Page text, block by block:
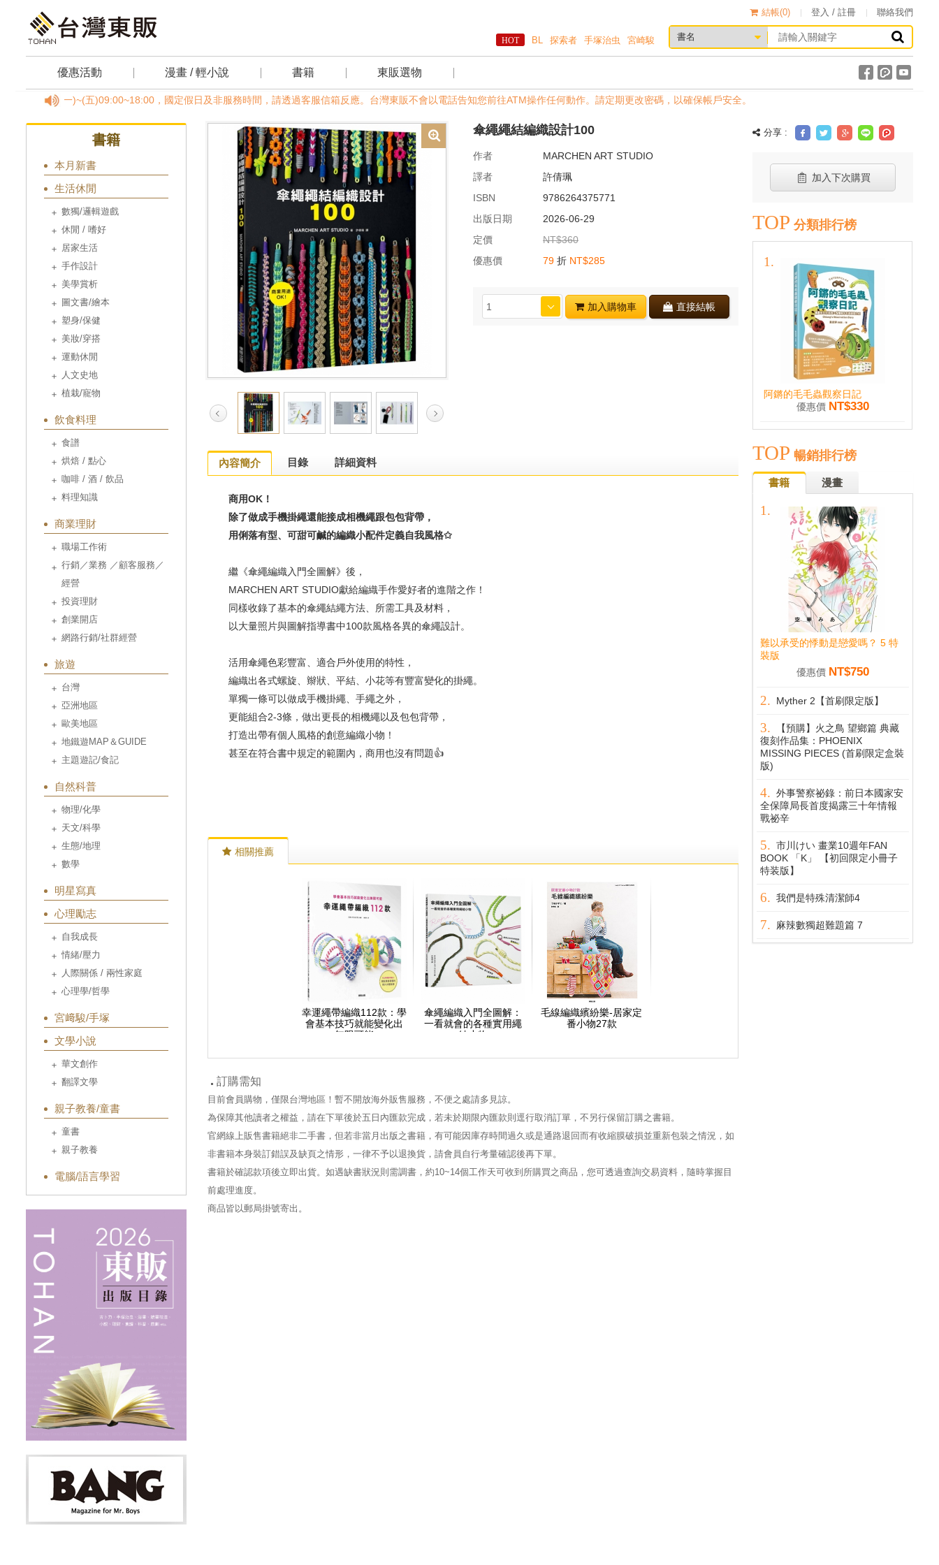
結帳(0) 登入 / 註冊 聯絡我們
BL 探索者 手塚治虫 宮崎駿
優惠活動 漫畫 / 輕小說 書籍 東販選物
，(一)~(五)09:00~18:00，國定假日及非服務時間，請透過客服信箱反應。台灣東販不會以電話告知您前往ATM操作任何動作。請定期更改密碼，以確保帳戶安全。
書籍
本月新書
生活休閒
數獨/邏輯遊戲
休閒 / 嗜好
居家生活
手作設計
美學賞析
圖文書/繪本
塑身/保健
美妝/穿搭
運動休閒
人文史地
植栽/寵物
飲食料理
食譜
烘焙 / 點心
咖啡 / 酒 / 飲品
料理知識
商業理財
職場工作術
行銷／業務 ／顧客服務／
經營
投資理財
創業開店
網路行銷/社群經營
旅遊
台灣
亞洲地區
歐美地區
地鐵遊MAP＆GUIDE
主題遊記/食記
自然科普
物理/化學
天文/科學
生態/地理
數學
明星寫真
心理勵志
自我成長
情緒/壓力
人際關係 / 兩性家庭
心理學/哲學
宮﨑駿/手塚
文學小說
華文創作
翻譯文學
親子教養/童書
童書
親子教養
電腦/語言學習
傘繩繩結編織設計100
作者
MARCHEN ART STUDIO
譯者
許倩珮
ISBN
9786264375771
出版日期
2026-06-29
定價
NT$360
優惠價
79 折 NT$285
加入購物車 直接結帳
內容簡介 目錄 詳細資料
商用OK！
除了做成手機掛繩還能接成相機繩跟包包背帶，
用俐落有型、可甜可鹹的編織小配件定義自我風格✩
繼《傘繩編織入門全圖解》後，
MARCHEN ART STUDIO獻給編織手作愛好者的進階之作！
同樣收錄了基本的傘繩結繩方法、所需工具及材料，
以大量照片與圖解指導書中100款風格各異的傘繩設計。
活用傘繩色彩豐富、適合戶外使用的特性，
編織出各式螺旋、辮狀、平結、小花等有豐富變化的掛繩。
單獨一條可以做成手機掛繩、手繩之外，
更能組合2-3條，做出更長的相機繩以及包包背帶，
打造出帶有個人風格的創意編織小物！
甚至在符合書中規定的範圍內，商用也沒有問題👍
相關推薦
幸運繩帶編織112款：學
會基本技巧就能變化出
無限可能
傘繩編織入門全圖解：
一看就會的各種實用繩
結小物
毛線編織繽紛樂-居家定
番小物27款
訂購需知
目前會員購物，僅限台灣地區！暫不開放海外販售服務，不便之處請多見諒。
為保障其他讀者之權益，請在下單後於五日內匯款完成，若未於期限內匯款則逕行取消訂單，不另行保留訂購之書籍。
官網線上販售書籍絕非二手書，但若非當月出版之書籍，有可能因庫存時間過久或是通路退回而有收縮膜破損並重新包裝之情況，如
非書籍本身裝訂錯誤及缺頁之情形，一律不予以退換貨，請會員自行考量確認後再下單。
書籍於確認款項後立即出貨。如遇缺書狀況則需調書，約10~14個工作天可收到所購買之商品，您可透過查詢交易資料，隨時掌握目
前處理進度。
商品皆以郵局掛號寄出。
分享 :
加入下次購買
TOP 分類排行榜
阿鏘的毛毛蟲觀察日記
優惠價 NT$330
TOP 暢銷排行榜
書籍 漫畫
難以承受的悸動是戀愛嗎？ 5 特
裝版
優惠價 NT$750
Myther 2【首刷限定版】
【預購】火之鳥 望鄉篇 典藏
復刻作品集：PHOENIX
MISSING PIECES (首刷限定盒裝
版)
外事警察祕錄：前日本國家安
全保障局長首度揭露三十年情報
戰祕辛
市川けい 畫業10週年FAN
BOOK 「K」 【初回限定小冊子
特装版】
我們是特殊清潔師4
麻辣數獨超難題篇 7